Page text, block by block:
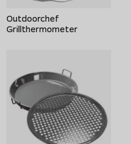
Outdoorchef
Grillthermometer